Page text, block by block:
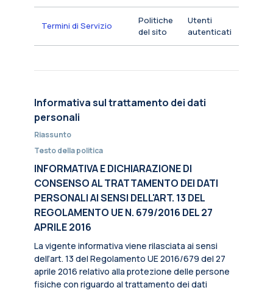
Termini di Servizio
Politiche
del sito
Utenti
autenticati
Informativa sul trattamento dei dati
personali
Riassunto
Testo della politica
INFORMATIVA E DICHIARAZIONE DI
CONSENSO AL TRATTAMENTO DEI DATI
PERSONALI AI SENSI DELL'ART. 13 DEL
REGOLAMENTO UE N. 679/2016 DEL 27
APRILE 2016
La vigente informativa viene rilasciata ai sensi
dell’art. 13 del Regolamento UE 2016/679 del 27
aprile 2016 relativo alla protezione delle persone
fisiche con riguardo al trattamento dei dati